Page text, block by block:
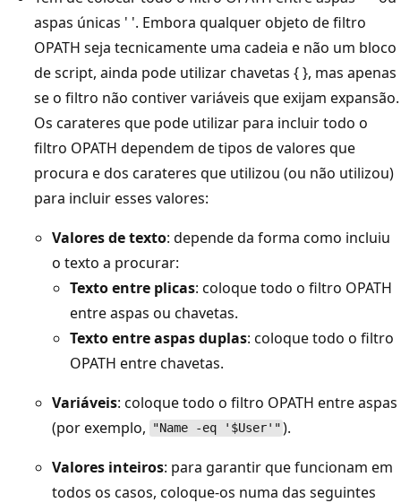
aspas únicas ' '. Embora qualquer objeto de filtro
OPATH seja tecnicamente uma cadeia e não um bloco
de script, ainda pode utilizar chavetas { }, mas apenas
se o filtro não contiver variáveis que exijam expansão.
Os carateres que pode utilizar para incluir todo o
filtro OPATH dependem de tipos de valores que
procura e dos carateres que utilizou (ou não utilizou)
para incluir esses valores:
Valores de texto: depende da forma como incluiu
o texto a procurar:
Texto entre plicas: coloque todo o filtro OPATH
entre aspas ou chavetas.
Texto entre aspas duplas: coloque todo o filtro
OPATH entre chavetas.
Variáveis: coloque todo o filtro OPATH entre aspas
(por exemplo,
"Name -eq '$User'" ).
Valores inteiros: para garantir que funcionam em
todos os casos, coloque-os numa das seguintes